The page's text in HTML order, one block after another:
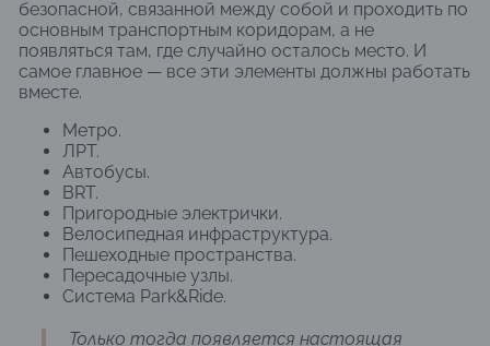
безопасной, связанной между собой и проходить по
основным транспортным коридорам, а не
появляться там, где случайно осталось место. И
самое главное — все эти элементы должны работать
вместе.
Метро.
ЛРТ.
Автобусы.
BRT.
Пригородные электрички.
Велосипедная инфраструктура.
Пешеходные пространства.
Пересадочные узлы.
Система Park&Ride.
Только тогда появляется настоящая